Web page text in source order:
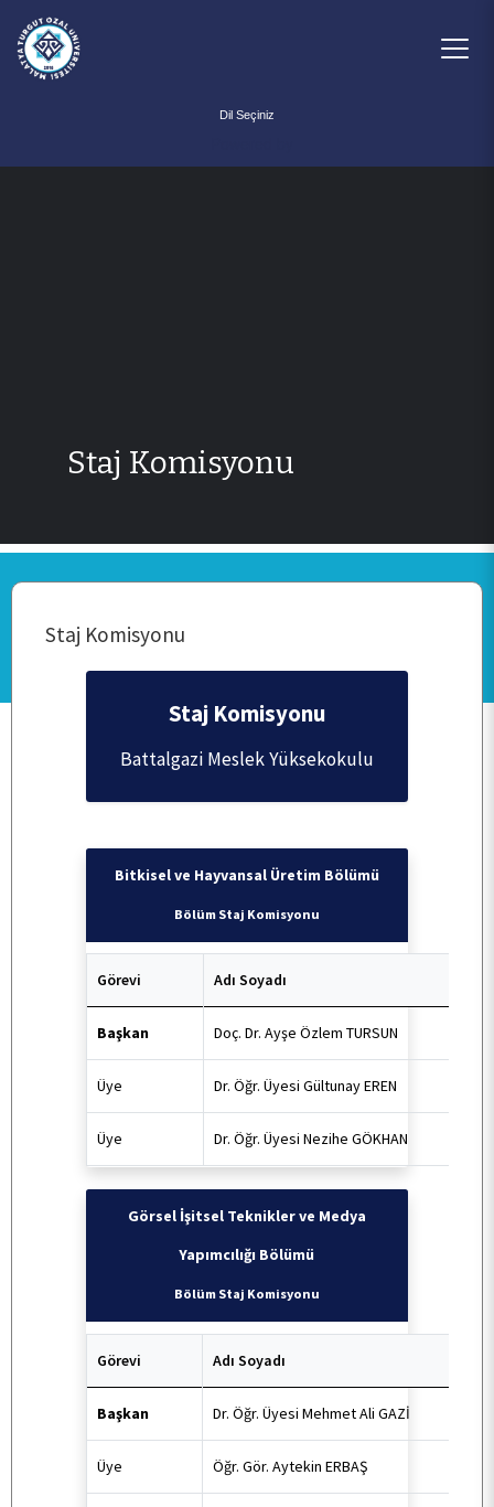
KURUMSAL
BÖLÜMLERİMİZ
ARAŞTIRMA
KALİTE
Staj Komisyonu
Staj Komisyonu
Staj Komisyonu
Battalgazi Meslek Yüksekokulu
Bitkisel ve Hayvansal Üretim Bölümü
Bölüm Staj Komisyonu
Görevi Adı Soyadı
Başkan Doç. Dr. Ayşe Özlem TURSUN
Üye Dr. Öğr. Üyesi Gültunay EREN
Üye Dr. Öğr. Üyesi Nezihe GÖKHAN
Görsel İşitsel Teknikler ve Medya
Yapımcılığı Bölümü
Bölüm Staj Komisyonu
Görevi Adı Soyadı
Başkan Dr. Öğr. Üyesi Mehmet Ali GAZİ
Üye Öğr. Gör. Aytekin ERBAŞ